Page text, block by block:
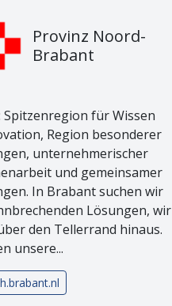
Provinz Noord-
Brabant
Spitzenregion für Wissen
Region besonderer
unternehmerischer
und gemeinsamer
In Brabant suchen wir
Lösungen, wir
den Tellerrand hinaus.
unsere...